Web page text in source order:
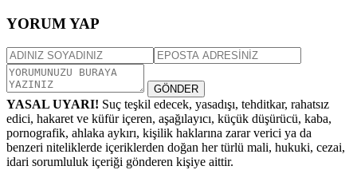
YORUM YAP
GÖNDER
YASAL UYARI! Suç teşkil edecek, yasadışı, tehditkar, rahatsız
edici, hakaret ve küfür içeren, aşağılayıcı, küçük düşürücü, kaba,
pornografik, ahlaka aykırı, kişilik haklarına zarar verici ya da
benzeri niteliklerde içeriklerden doğan her türlü mali, hukuki, cezai,
idari sorumluluk içeriği gönderen kişiye aittir.